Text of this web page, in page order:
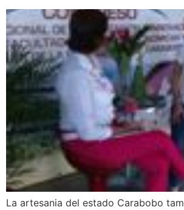
La artesania del estado Carabobo